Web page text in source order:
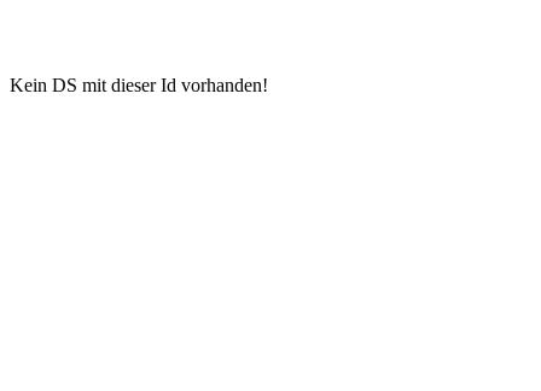
Kein DS mit dieser Id vorhanden!